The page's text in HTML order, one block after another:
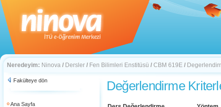
Neredeyim: Ninova / Dersler / Fen Bilimleri Enstitüsü / CBM 619E /
Fakülteye dön
Ana Sayfa
Değerlendirme